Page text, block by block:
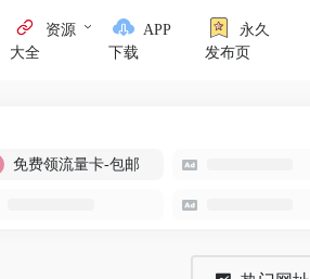
资源
大全
APP
下载
永久
发布页
免费领流量卡-包邮